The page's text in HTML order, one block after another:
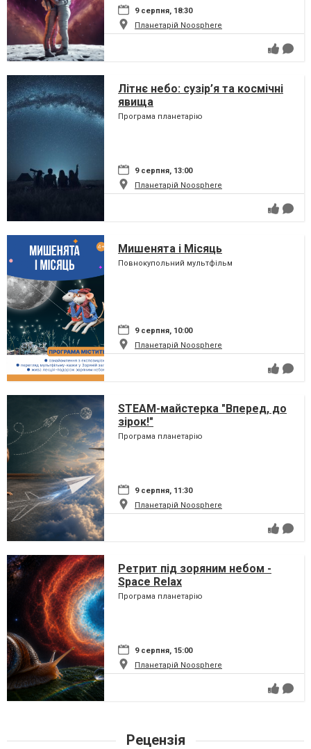
9 серпня, 18:30
Планетарій Noosphere
Літнє небо: сузір’я та космічні
явища
Програма планетарію
9 серпня, 13:00
Планетарій Noosphere
Мишенята і Місяць
Повнокупольний мультфільм
9 серпня, 10:00
Планетарій Noosphere
STEAM-майстерка "Вперед, до
зірок!"
Програма планетарію
9 серпня, 11:30
Планетарій Noosphere
Ретрит під зоряним небом -
Space Relax
Програма планетарію
9 серпня, 15:00
Планетарій Noosphere
Рецензія